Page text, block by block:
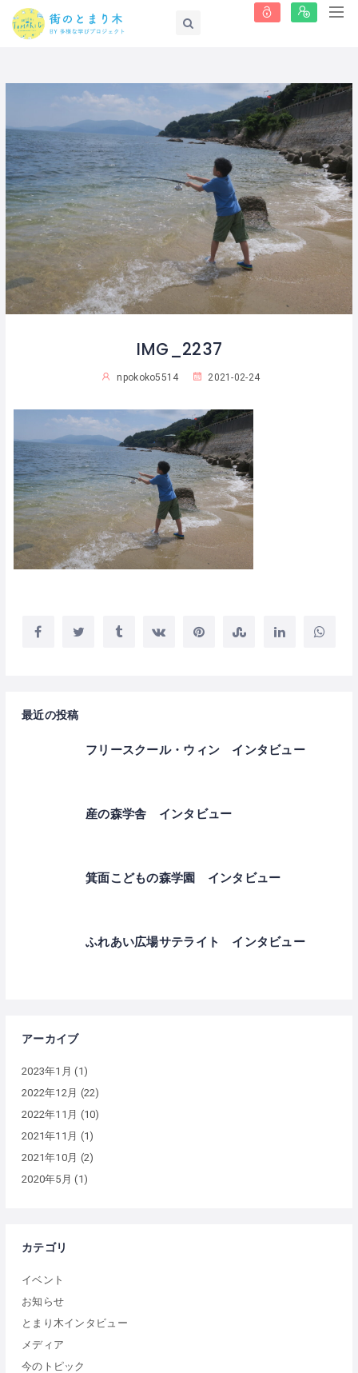
IMG_2237
npokoko5514 2021-02-24
最近の投稿
フリースクール・ウィン インタビュー
産の森学舎 インタビュー
箕面こどもの森学園 インタビュー
ふれあい広場サテライト インタビュー
アーカイブ
2023年1月 (1)
2022年12月 (22)
2022年11月 (10)
2021年11月 (1)
2021年10月 (2)
2020年5月 (1)
カテゴリ
イベント
お知らせ
とまり木インタビュー
メディア
今のトピック